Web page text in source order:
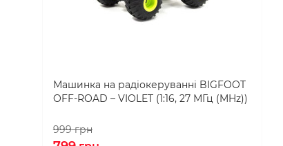
Машинка на радіокеруванні BIGFOOT
OFF-ROAD – VIOLET (1:16, 27 МГц (MHz))
999грн